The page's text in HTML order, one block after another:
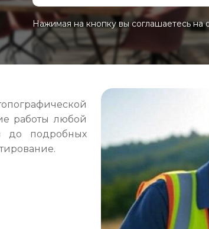
Нажимая на кнопку вы соглашаетесь на
работы любой
до подробных